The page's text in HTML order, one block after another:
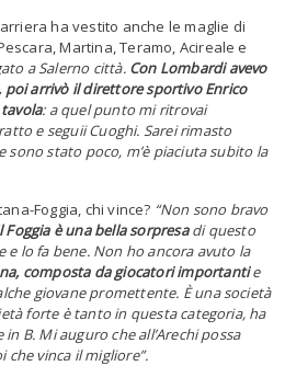
ha vestito anche le maglie di
Martina, Teramo, Acireale e
a Salerno città. Con Lombardi avevo
poi arrivò il direttore sportivo Enrico
: a quel punto mi ritrovai
e seguii Cuoghi. Sarei rimasto
sono stato poco, m’è piaciuta subito la
Foggia, chi vince? “Non sono bravo
Foggia è una bella sorpresadi questo
e lo fa bene. Non ho ancora avuto la
composta da giocatori importantie
giovane promettente. È una società
forte è tanto in questa categoria, ha
B. Mi auguro che all’Arechi possa
vinca il migliore”.